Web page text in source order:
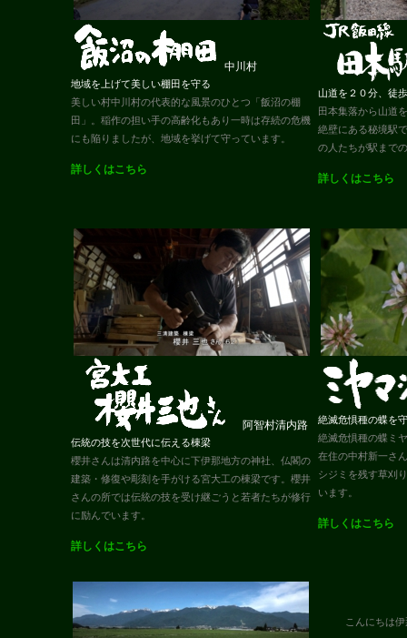
中川村
地域を上げて美しい棚田を守る
美しい村中川村の代表的な風景のひとつ「飯沼の棚
田」。稲作の担い手の高齢化もあり一時は存続の危機
にも陥りましたが、地域を挙げて守っています。
詳しくはこちら
山道を２０分、徒
田本集落から山道
絶壁にある秘境駅
の人たちが駅まで
詳しくはこちら
阿智村清内路
伝統の技を次世代に伝える棟梁
櫻井さんは清内路を中心に下伊那地方の神社、仏閣の
建築・修復や彫刻を手がける宮大工の棟梁です。櫻井
さんの所では伝統の技を受け継ごうと若者たちが修行
に励んでいます。
詳しくはこちら
絶滅危惧種の蝶を
絶滅危惧種の蝶ミ
在住の中村新一さ
シジミを残す草刈
います。
詳しくはこちら
こんにちは